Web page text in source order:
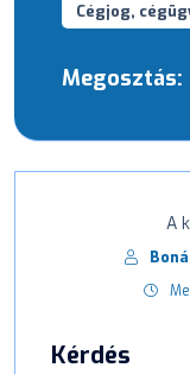
Cégjog,
Megosztás:
A
Kérdés